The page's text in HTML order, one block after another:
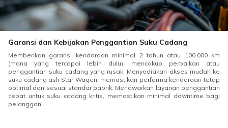
Garansi dan Kebijakan Penggantian Suku Cadang
Memberikan garansi kendaraan minimal 2 tahun atau 100.000 km
(mana yang tercapai lebih dulu), mencakup perbaikan atau
penggantian suku cadang yang rusak. Menyediakan akses mudah ke
suku cadang asli Star Wagen, memastikan performa kendaraan tetap
optimal dan sesuai standar pabrik. Menawarkan layanan penggantian
cepat untuk suku cadang kritis, memastikan minimal downtime bagi
pelanggan.